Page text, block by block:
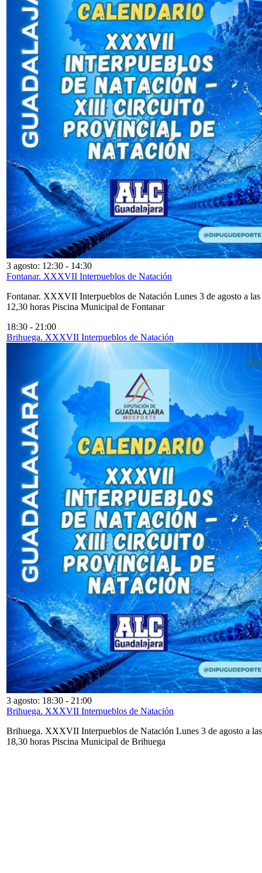
3 agosto: 12:30 - 14:30
Fontanar. XXXVII Interpueblos de Natación
Fontanar. XXXVII Interpueblos de Natación Lunes 3 de agosto a las
12,30 horas Piscina Municipal de Fontanar
18:30 - 21:00
Brihuega. XXXVII Interpueblos de Natación
3 agosto: 18:30 - 21:00
Brihuega. XXXVII Interpueblos de Natación
Brihuega. XXXVII Interpueblos de Natación Lunes 3 de agosto a las
18,30 horas Piscina Municipal de Brihuega